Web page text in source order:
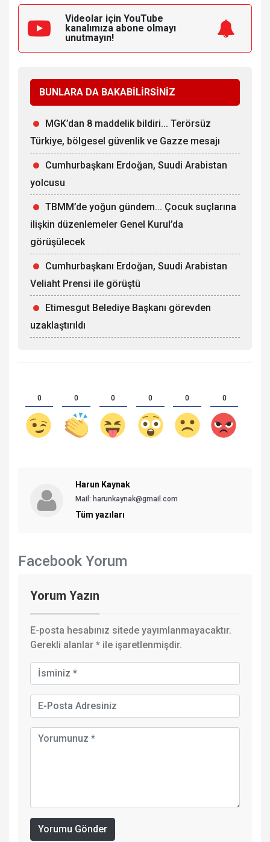
Videolar için YouTube
kanalımıza abone olmayı
unutmayın!
BUNLARA DA BAKABİLİRSİNİZ
MGK’dan 8 maddelik bildiri... Terörsüz
Türkiye, bölgesel güvenlik ve Gazze mesajı
Cumhurbaşkanı Erdoğan, Suudi Arabistan
yolcusu
TBMM’de yoğun gündem... Çocuk suçlarına
ilişkin düzenlemeler Genel Kurul’da
görüşülecek
Cumhurbaşkanı Erdoğan, Suudi Arabistan
Veliaht Prensi ile görüştü
Etimesgut Belediye Başkanı görevden
uzaklaştırıldı
0 0 0 0 0 0
Harun Kaynak
Mail: harunkaynak@gmail.com
Tüm yazıları
Facebook Yorum
Yorum Yazın
E-posta hesabınız sitede yayımlanmayacaktır.
Gerekli alanlar * ile işaretlenmişdir.
Yorumu Gönder